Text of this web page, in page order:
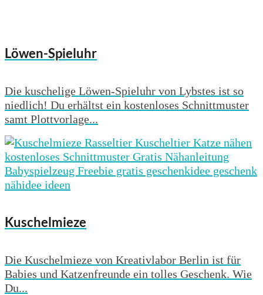
Löwen-Spieluhr
Die kuschelige Löwen-Spieluhr von Lybstes ist so
niedlich! Du erhältst ein kostenloses Schnittmuster
samt Plottvorlage...
Kuschelmieze
Die Kuschelmieze von Kreativlabor Berlin ist für
Babies und Katzenfreunde ein tolles Geschenk. Wie
Du...